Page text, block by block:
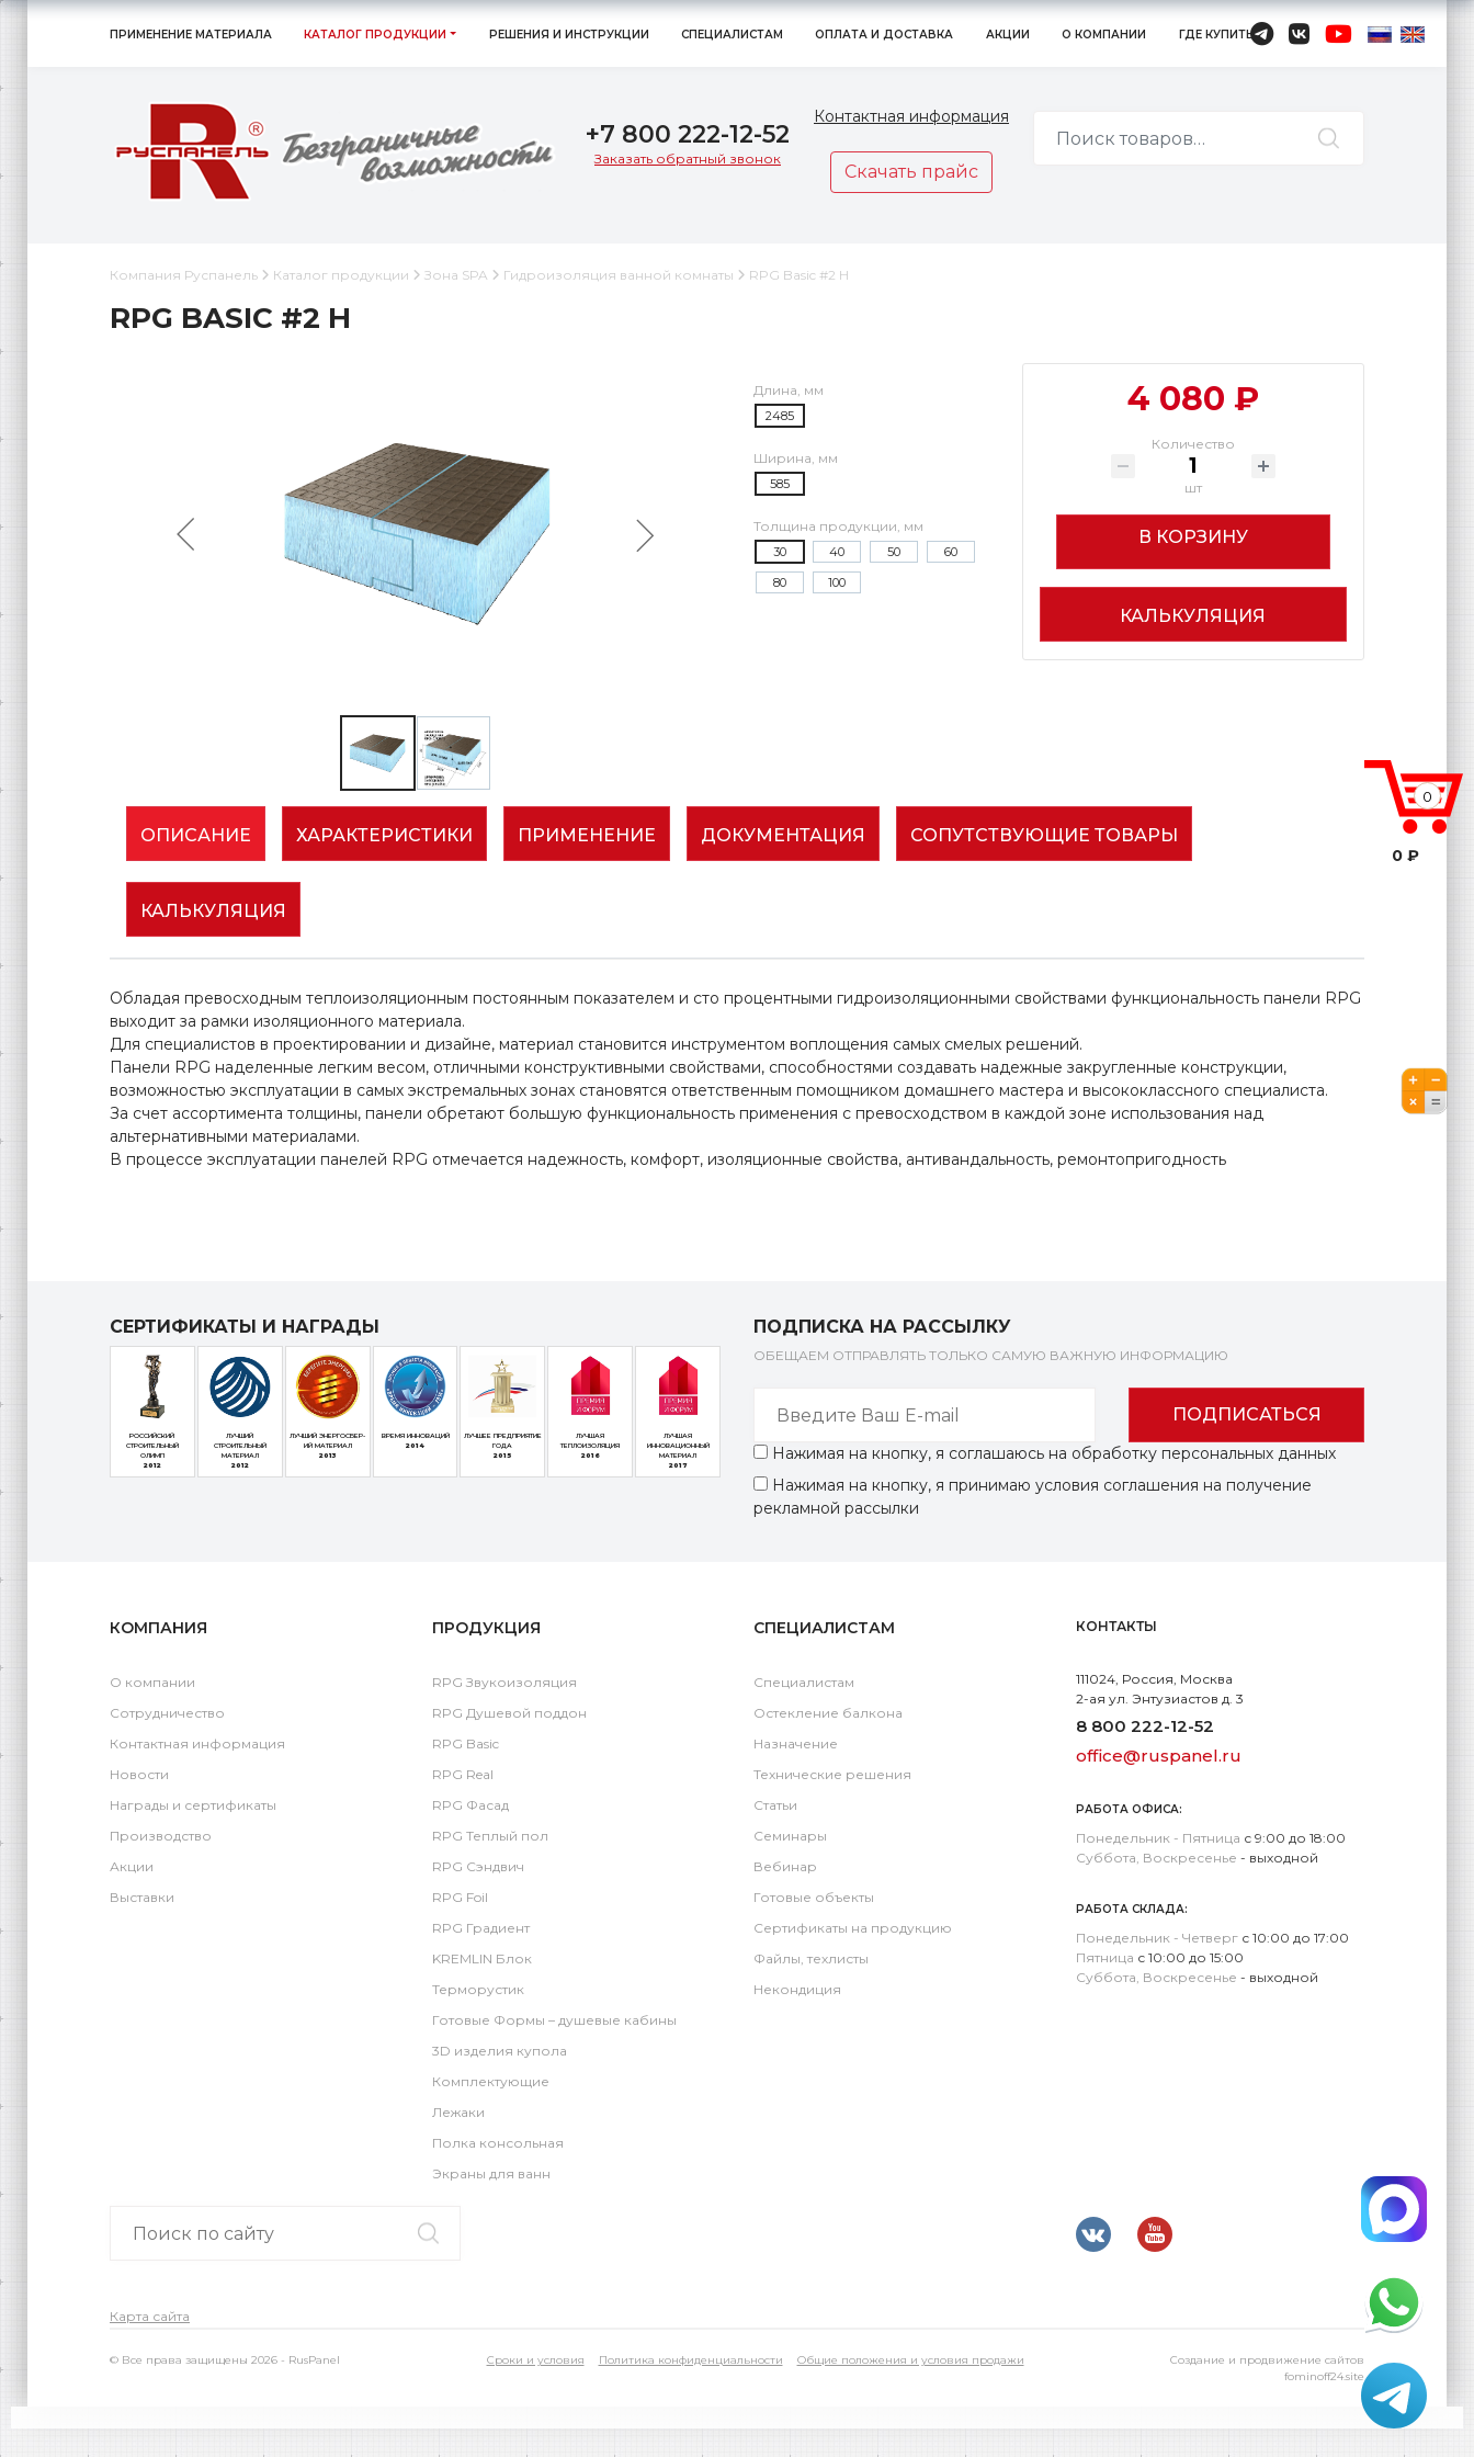
ПРИМЕНЕНИЕ МАТЕРИАЛА КАТАЛОГ ПРОДУКЦИИ РЕШЕНИЯ И ИНСТРУКЦИИ СПЕЦИАЛИСТАМ ОПЛАТА И ДОСТАВКА АКЦИИ О КОМПАНИИ ГДЕ КУПИТЬ
+7 800 222-12-52
Заказать обратный звонок
Контактная информация
Скачать прайс
Компания Руспанель Каталог продукции Зона SPA Гидроизоляция ванной комнаты RPG Basic #2 H
RPG BASIC #2 H
Длина, мм
2485
Ширина, мм
585
Толщина продукции, мм
30 40 50
60
80
100
4 080 ₽
Количество
шт
В КОРЗИНУ
КАЛЬКУЛЯЦИЯ
ОПИСАНИЕ ХАРАКТЕРИСТИКИ ПРИМЕНЕНИЕ ДОКУМЕНТАЦИЯ СОПУТСТВУЮЩИЕ ТОВАРЫ
КАЛЬКУЛЯЦИЯ
Обладая превосходным теплоизоляционным постоянным показателем и сто процентными гидроизоляционными свойствами функциональность панели RPG
выходит за рамки изоляционного материала.
Для специалистов в проектировании и дизайне, материал становится инструментом воплощения самых смелых решений.
Панели RPG наделенные легким весом, отличными конструктивными свойствами, способностями создавать надежные закругленные конструкции,
возможностью эксплуатации в самых экстремальных зонах становятся ответственным помощником домашнего мастера и высококлассного специалиста.
За счет ассортимента толщины, панели обретают большую функциональность применения с превосходством в каждой зоне использования над
альтернативными материалами.
В процессе эксплуатации панелей RPG отмечается надежность, комфорт, изоляционные свойства, антивандальность, ремонтопригодность
СЕРТИФИКАТЫ И НАГРАДЫ
РОССИЙСКИЙ
СТРОИТЕЛЬНЫЙ
ОЛИМП
2012
ЛУЧШИЙ
СТРОИТЕЛЬНЫЙ
МАТЕРИАЛ
2012
ЛУЧШИЙ ЭНЕРГОСБЕР-
ИЙ МАТЕРИАЛ
2013
ВРЕМЯ ИННОВАЦИЙ
2014
ЛУЧШЕЕ ПРЕДПРИЯТИЕ
ГОДА
2015
ЛУЧШАЯ
ТЕПЛОИЗОЛЯЦИЯ
2016
ЛУЧШАЯ
ИННОВАЦИОННЫЙ
МАТЕРИАЛ
2017
ПОДПИСКА НА РАССЫЛКУ
ОБЕЩАЕМ ОТПРАВЛЯТЬ ТОЛЬКО САМУЮ ВАЖНУЮ ИНФОРМАЦИЮ
ПОДПИСАТЬСЯ
Нажимая на кнопку, я соглашаюсь на обработку персональных данных
Нажимая на кнопку, я принимаю условия соглашения на получение
рекламной рассылки
КОМПАНИЯ
О компании
Сотрудничество
Контактная информация
Новости
Награды и сертификаты
Производство
Акции
Выставки
ПРОДУКЦИЯ
RPG Звукоизоляция
RPG Душевой поддон
RPG Basic
RPG Real
RPG Фасад
RPG Теплый пол
RPG Сэндвич
RPG Foil
RPG Градиент
KREMLIN Блок
Терморустик
Готовые Формы – душевые кабины
3D изделия купола
Комплектующие
Лежаки
Полка консольная
Экраны для ванн
СПЕЦИАЛИСТАМ
Специалистам
Остекление балкона
Назначение
Технические решения
Статьи
Семинары
Вебинар
Готовые объекты
Сертификаты на продукцию
Файлы, техлисты
Некондиция
КОНТАКТЫ
111024, Россия, Москва
2-ая ул. Энтузиастов д. 3
8 800 222-12-52
office@ruspanel.ru
РАБОТА ОФИСА:
Понедельник - Пятница с 9:00 до 18:00
Суббота, Воскресенье - выходной
РАБОТА СКЛАДА:
Понедельник - Четвергс 10:00 до 17:00
Пятница с 10:00 до 15:00
Суббота, Воскресенье - выходной
Карта сайта
© Все права защищены 2026 - RusPanel Сроки и условия Политика конфиденциальности Общие положения и условия продажи
Создание и продвижение сайтов
fominoff24.site
0
0 ₽